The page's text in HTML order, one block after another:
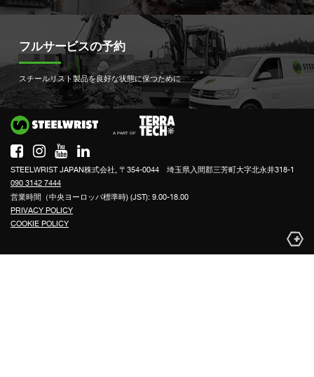
フルサービスの予約
スチールリスト製品を良好な状態に保つために
STEELWRIST JAPAN株式会社, 〒354-0044 埼玉県入間郡三芳町大字北永井318-1
090 3142 7444
営業時間（中央ヨーロッパ標準時) (JST): 9.00-18.00
PRIVACY POLICY
COOKIE POLICY